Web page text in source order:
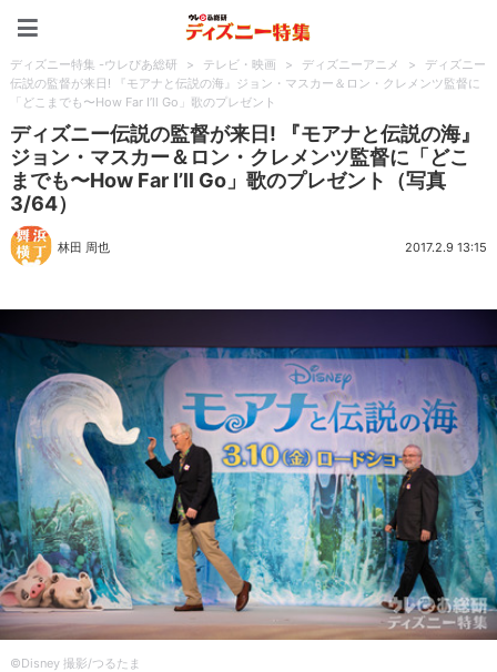
ディズニー特集 -ウレぴあ総研 > テレビ・映画 > ディズニーアニメ >
ディズニー
伝説の監督が来日! 『モアナと伝説の海』ジョン・マスカー＆ロン・クレメンツ監督に
「どこまでも〜How Far I’ll Go」歌のプレゼント
ディズニー伝説の監督が来日! 『モアナと伝説の海』
ジョン・マスカー＆ロン・クレメンツ監督に「どこ
までも〜How Far I’ll Go」歌のプレゼント（写真
3/64）
林田 周也 2017.2.9 13:15
©Disney 撮影/つるたま